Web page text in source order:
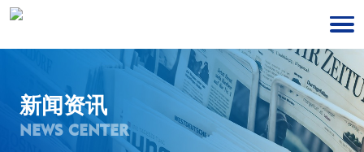
新闻资讯
NEWS CENTER